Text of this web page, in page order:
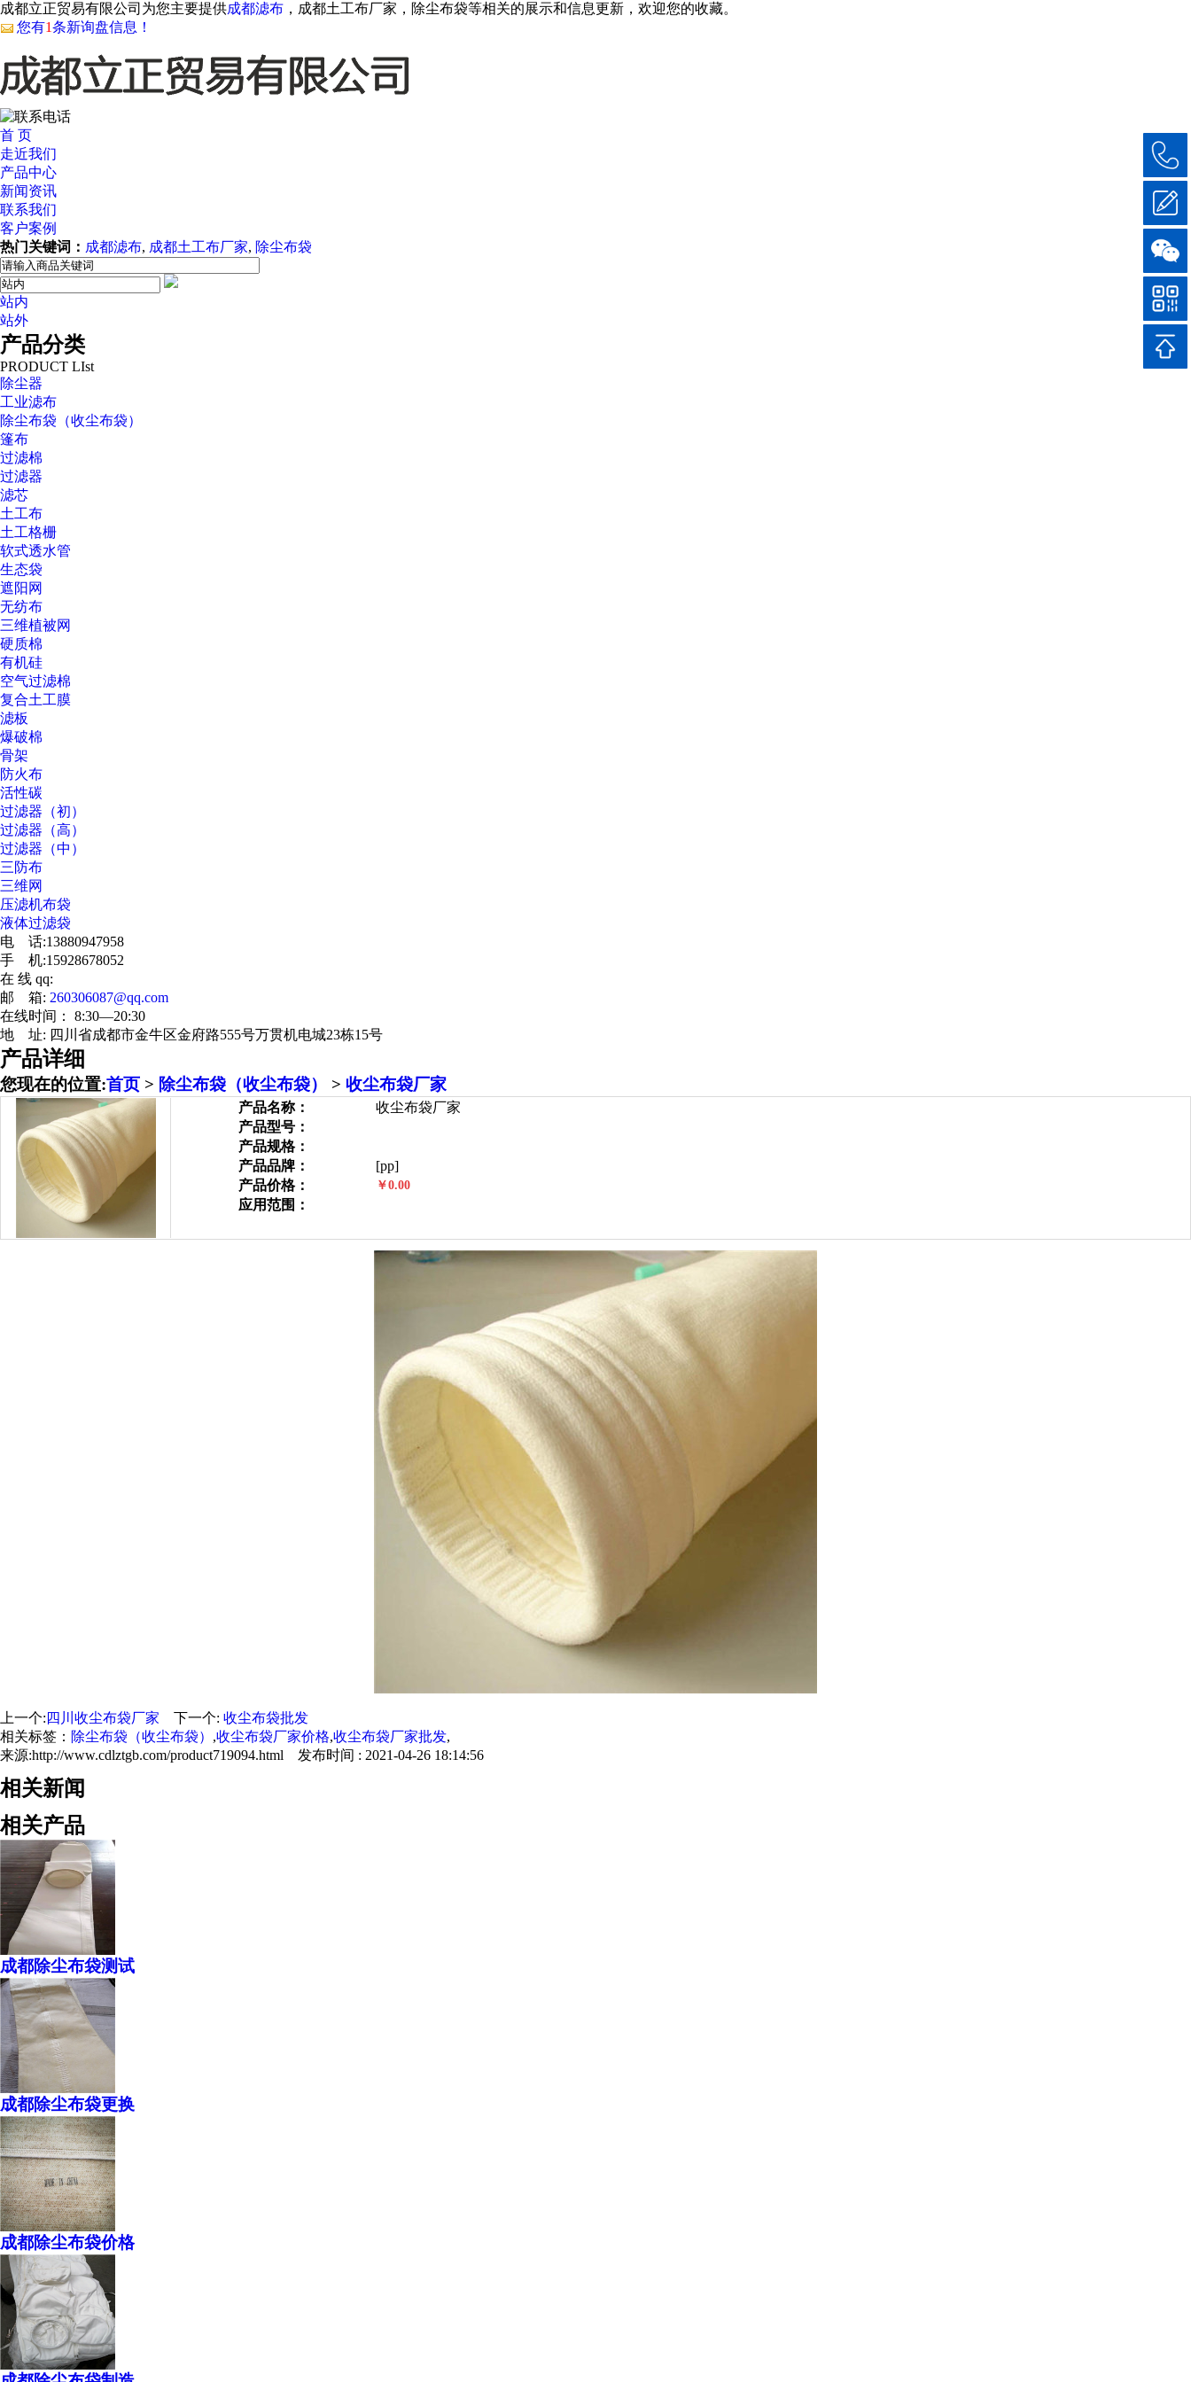
成都立正贸易有限公司为您主要提供成都滤布 ，成都土工布厂家，除尘布袋等相关的展示和信息更新，欢迎您的收藏。
您有1条新询盘信息！
首 页
走近我们
产品中心
新闻资讯
联系我们
客户案例
热门关键词： 成都滤布, 成都土工布厂家, 除尘布袋
站内
站外
产品分类
PRODUCT LIst
除尘器
工业滤布
除尘布袋（收尘布袋）
篷布
过滤棉
过滤器
滤芯
土工布
土工格栅
软式透水管
生态袋
遮阳网
无纺布
三维植被网
硬质棉
有机硅
空气过滤棉
复合土工膜
滤板
爆破棉
骨架
防火布
活性碳
过滤器（初）
过滤器（高）
过滤器（中）
三防布
三维网
压滤机布袋
液体过滤袋
电 话:13880947958
手 机:15928678052
在 线 qq:
邮 箱: 260306087@qq.com
在线时间： 8:30—20:30
地 址: 四川省成都市金牛区金府路555号万贯机电城23栋15号
产品详细
您现在的位置:首页 > 除尘布袋（收尘布袋） > 收尘布袋厂家
产品名称：
收尘布袋厂家
产品型号：
产品规格：
产品品牌：
[pp]
产品价格：
￥0.00
应用范围：
上一个: 四川收尘布袋厂家 下一个: 收尘布袋批发
相关标签： 除尘布袋（收尘布袋） ,收尘布袋厂家价格,收尘布袋厂家批发,
来源:http://www.cdlztgb.com/product719094.html 发布时间 : 2021-04-26 18:14:56
相关新闻
相关产品
成都除尘布袋测试
成都除尘布袋更换
成都除尘布袋价格